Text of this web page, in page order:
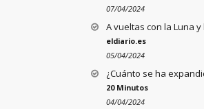
07/04/2024
A vueltas con la Luna y
eldiario.es
05/04/2024
¿Cuánto se ha
20 Minutos
04/04/2024